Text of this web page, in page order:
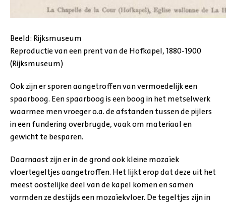
Beeld: Rijksmuseum
Reproductie van een prent van de Hofkapel, 1880-1900
(Rijksmuseum)
Ook zijn er sporen aangetroffen van vermoedelijk een
spaarboog. Een spaarboog is een boog in het metselwerk
waarmee men vroeger o.a. de afstanden tussen de pijlers
in een fundering overbrugde, vaak om materiaal en
gewicht te besparen.
Daarnaast zijn er in de grond ook kleine mozaïek
vloertegeltjes aangetroffen. Het lijkt erop dat deze uit het
meest oostelijke deel van de kapel komen en samen
vormden ze destijds een mozaïekvloer. De tegeltjes zijn in